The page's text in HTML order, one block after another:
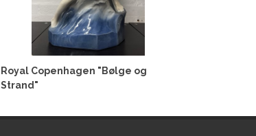
Royal Copenhagen "Bølge og
Strand"